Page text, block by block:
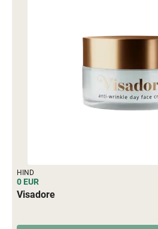
HIND
0 EUR
Visadore